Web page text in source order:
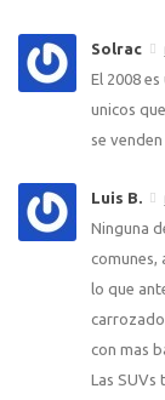
Solrac
El 2008
unicos
se
Luis B.
Ninguna
comunes,
lo que
con mas
Las SUVs